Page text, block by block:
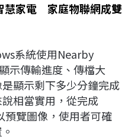
慧家電 家庭物聯網成雙
系統使用Nearby
示傳輸進度、傳檔大
顯示剩下多少分鐘完成
相當實用，從完成
預覽圖像，使用者可確